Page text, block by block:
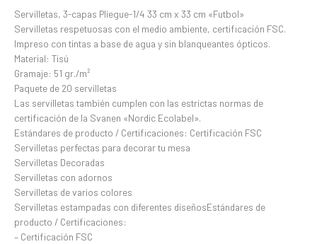
Servilletas, 3-capas Pliegue-1/4 33 cm x 33 cm «Futbol»
Servilletas respetuosas con el medio ambiente, certificación FSC.
Impreso con tintas a base de agua y sin blanqueantes ópticos.
Material: Tisú
Gramaje: 51 gr./m²
Paquete de 20 servilletas
Las servilletas también cumplen con las estrictas normas de
certificación de la Svanen «Nordic Ecolabel».
Estándares de producto / Certificaciones: Certificación FSC
Servilletas perfectas para decorar tu mesa
Servilletas Decoradas
Servilletas con adornos
Servilletas de varios colores
Servilletas estampadas con diferentes diseñosEstándares de
producto / Certificaciones:
– Certificación FSC